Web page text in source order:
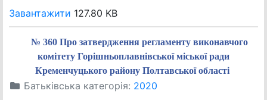
Завантажити 127.80 KB
№ 360 Про затвердження регламенту виконавчого
комітету Горішньоплавнівської міської ради
Кременчуцького району Полтавської області
Батьківська категорія: 2020